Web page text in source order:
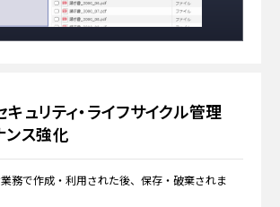
ュリティ・ライフサイクル管理
ンス強化
務で作成・利⽤された後、保存・破棄されま